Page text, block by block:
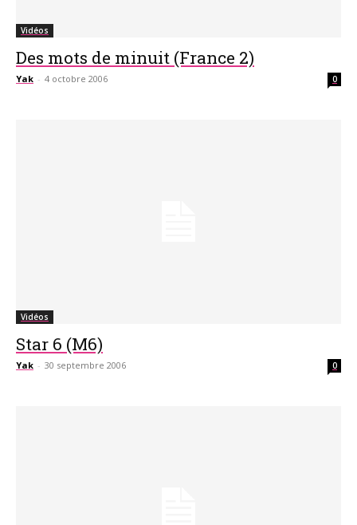
Vidéos
Des mots de minuit (France 2)
Yak - 4 octobre 2006 0
Vidéos
Star 6 (M6)
Yak - 30 septembre 2006 0